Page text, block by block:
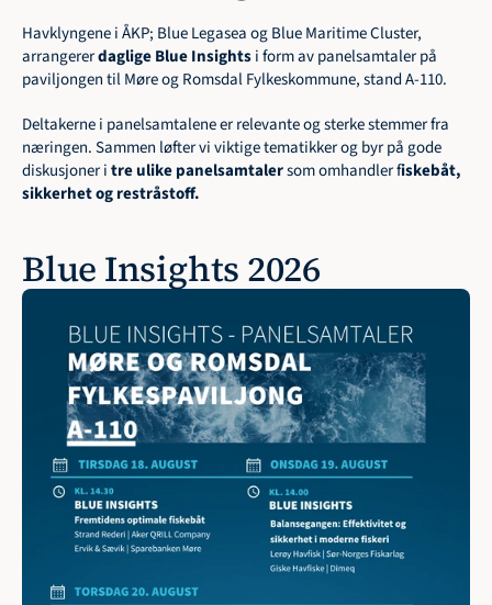
Havklyngene i ÅKP; Blue Legasea og Blue Maritime Cluster,
arrangerer daglige Blue Insights i form av panelsamtaler på
paviljongen til Møre og Romsdal Fylkeskommune, stand A-110.
Deltakerne i panelsamtalene er relevante og sterke stemmer fra
næringen. Sammen løfter vi viktige tematikker og byr på gode
diskusjoner i tre ulike panelsamtaler som omhandler fiskebåt,
sikkerhet og restråstoff.
Blue Insights 2026